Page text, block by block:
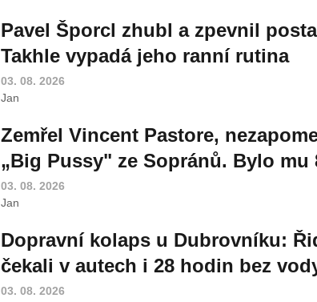
Pavel Šporcl zhubl a zpevnil
Takhle vypadá jeho ranní rutina
03. 08. 2026
Jan
Zemřel Vincent Pastore,
„Big Pussy" ze Sopránů. Bylo mu
03. 08. 2026
Jan
Dopravní kolaps u Dubrovníku:
čekali v autech i 28 hodin bez
03. 08. 2026